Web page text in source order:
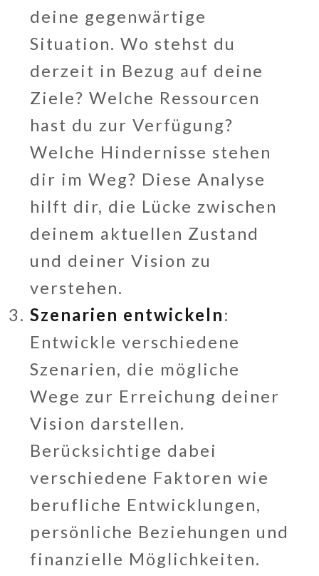
deine gegenwärtige
Situation. Wo stehst du
derzeit in Bezug auf deine
Ziele? Welche Ressourcen
hast du zur Verfügung?
Welche Hindernisse stehen
dir im Weg? Diese Analyse
hilft dir, die Lücke zwischen
deinem aktuellen Zustand
und deiner Vision zu
verstehen.
Szenarien entwickeln:
Entwickle verschiedene
Szenarien, die mögliche
Wege zur Erreichung deiner
Vision darstellen.
Berücksichtige dabei
verschiedene Faktoren wie
berufliche Entwicklungen,
persönliche Beziehungen und
finanzielle Möglichkeiten.